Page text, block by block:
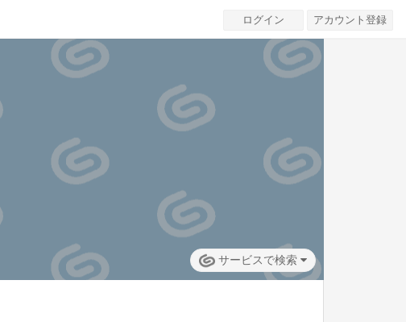
ログイン アカウント登録
サービスで検索